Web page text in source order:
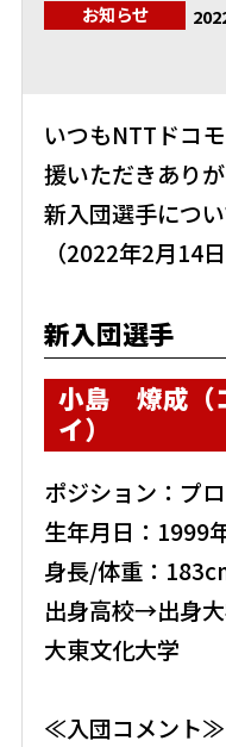
お知らせ
いつもNTTドコ
援いただきあり
新入団選手につ
（2022年2月14日
新入団選手
小島 燎成（
イ）
ポジション：プ
生年月日：1999
身長/体重：
出身高校→出身
大東文化大学
≪入団コメント≫